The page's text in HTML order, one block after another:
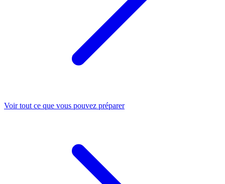
Voir tout ce que vous pouvez préparer